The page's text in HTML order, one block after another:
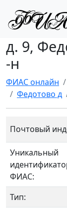
д. 9,
-н
ФИАС онлайн
Федотово д
Почтовый
Уникальный
ФИАС:
Тип: